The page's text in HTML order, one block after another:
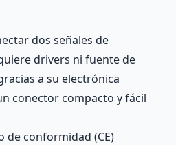
dos señales de
drivers ni fuente de
a su electrónica
conector compacto y fácil
de conformidad (CE)